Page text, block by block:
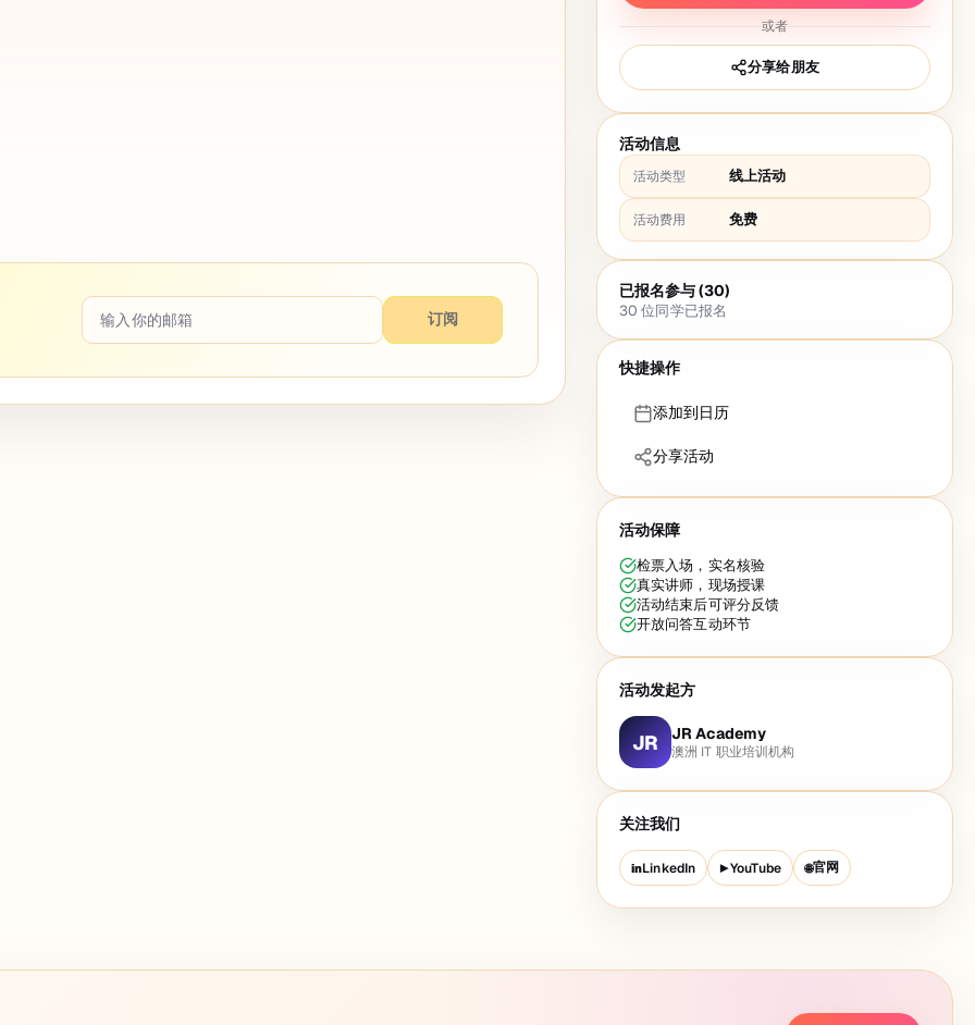
订阅
或者
分享给朋友
活动信息
活动类型 线上活动
活动费用 免费
已报名参与 (30)
30 位同学已报名
快捷操作
添加到日历
分享活动
活动保障
检票入场，实名核验
真实讲师，现场授课
活动结束后可评分反馈
开放问答互动环节
活动发起方
JR JR Academy
澳洲 IT 职业培训机构
关注我们
inLinkedIn ▶YouTube 🌐官网